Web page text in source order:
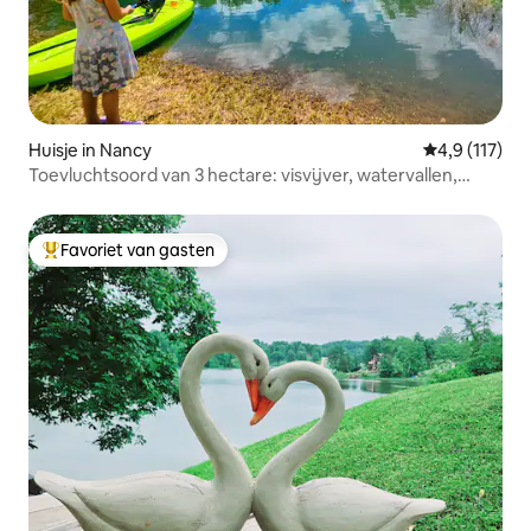
Huisje in Nancy Gemiddelde
4,9 (117)
Toevluchtsoord van 3 hectare: visvijver, watervallen,
Topfavoriet van gasten
Favoriet van gasten